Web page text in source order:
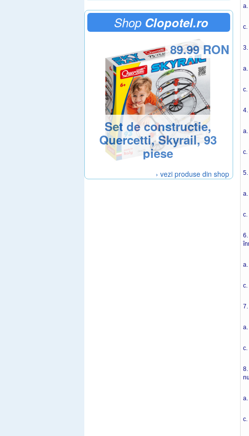
Shop Clopotel.ro
Set de constructie,
Quercetti, Skyrail, 93
piese
89.99 RON
› vezi produse din shop